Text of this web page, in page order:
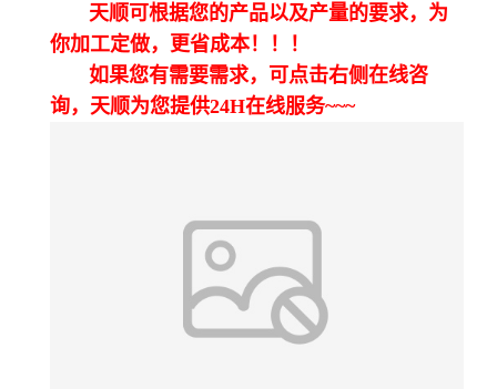
天顺可根据您的产品以及产量的要求，为
你加工定做，更省成本！！！
如果您有需要需求，可点击右侧在线咨
询，天顺为您提供24H在线服务~~~